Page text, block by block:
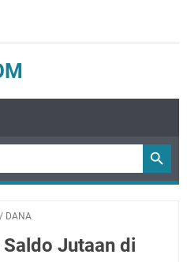
/ DANA
Jutaan di